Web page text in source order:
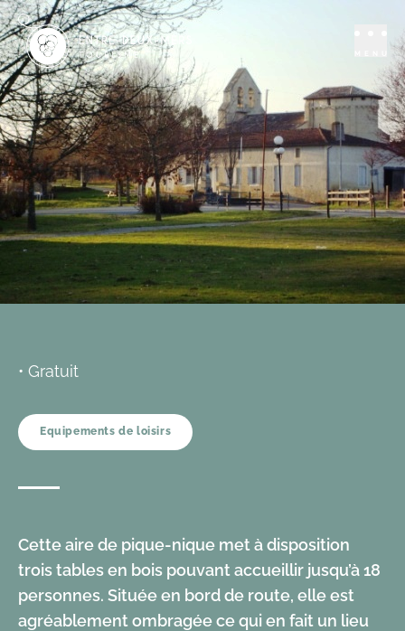
Aire de pique-
nique de Ladaux
LADAUX
Ajouter aux favoris
• Gratuit
Equipements de loisirs
Cette aire de pique-nique met à disposition
trois tables en bois pouvant accueillir jusqu’à 18
personnes. Située en bord de route, elle est
agréablement ombragée ce qui en fait un lieu